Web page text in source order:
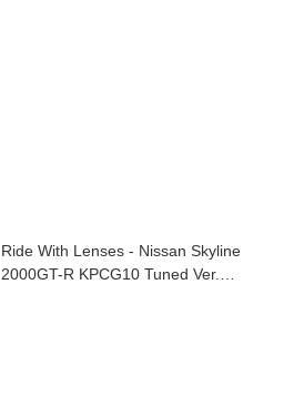
Ride With Lenses - Nissan Skyline
2000GT-R KPCG10 Tuned Ver.